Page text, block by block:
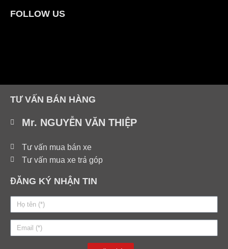
FOLLOW US
TƯ VẤN BÁN HÀNG
Mr. NGUYỄN VĂN THIỆP
Tư vấn mua bán xe
Tư vấn mua xe trả góp
ĐĂNG KÝ NHẬN TIN